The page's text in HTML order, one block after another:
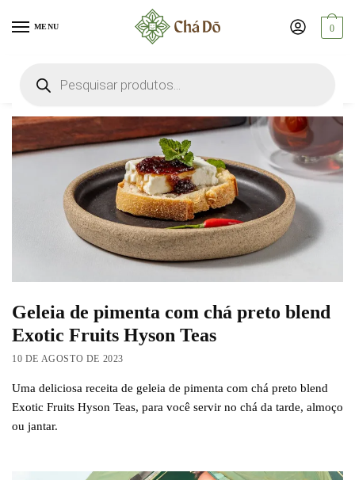
MENU
produtos
0
Chá
Geleia de pimenta com chá preto blend
Exotic Fruits Hyson Teas
10 DE AGOSTO DE 2023
Uma deliciosa receita de geleia de pimenta com chá preto blend
Exotic Fruits Hyson Teas, para você servir no chá da tarde, almoço
ou jantar.